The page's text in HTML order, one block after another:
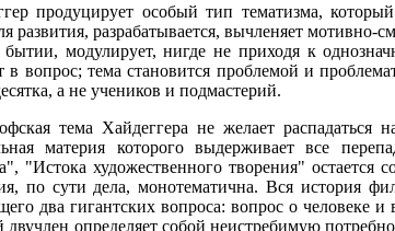
продуцирует особый тип тематизма,
развития, разрабатывается, вычленяет
бытии, модулирует, нигде не приходя к
в вопрос; тема становится проблемой и
а не учеников и подмастерий.
тема Хайдеггера не желает распадаться
материя которого выдерживает все
"Истока художественного творения"
по сути дела, монотематична. Вся история
два гигантских вопроса: вопрос о
определяет собой неистребимую